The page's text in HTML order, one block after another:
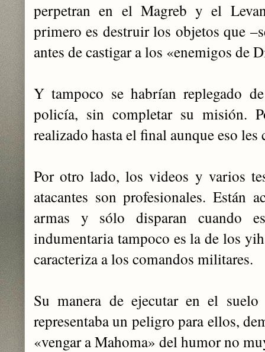
perpetran en el Magreb y el
primero es destruir los objetos que
antes de castigar a los «enemigos de
Y tampoco se habrían replegado
policía, sin completar su misión.
realizado hasta el final aunque eso les
Por otro lado, los videos y varios
atacantes son profesionales. Están
armas y sólo disparan cuando
indumentaria tampoco es la de los
caracteriza a los comandos militares.
Su manera de ejecutar en el
representaba un peligro para ellos,
«vengar a Mahoma» del humor no